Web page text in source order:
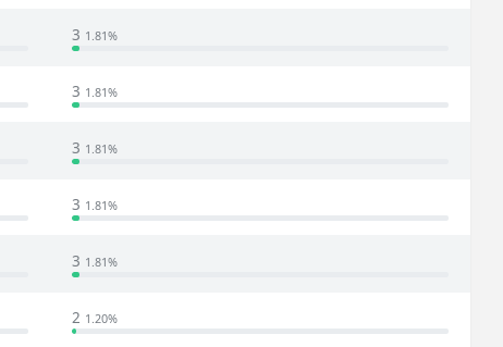
3 1.81%
3 1.81%
3 1.81%
3 1.81%
3 1.81%
2 1.20%